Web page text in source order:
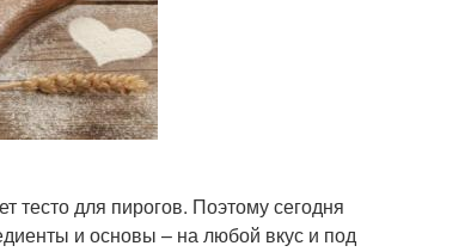
для пирогов. Поэтому сегодня
и основы – на любой вкус и под